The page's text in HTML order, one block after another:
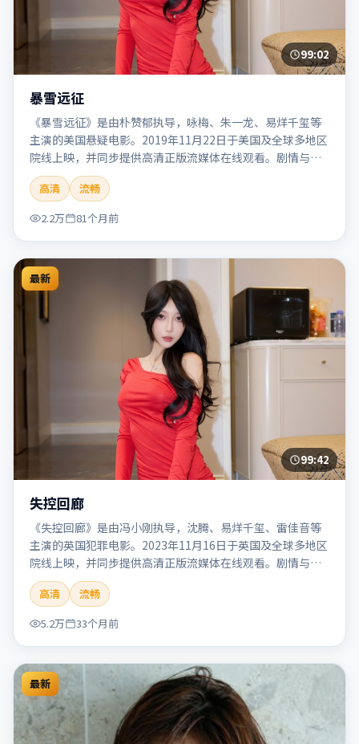
99:02
暴雪远征
《暴雪远征》是由朴赞郁执导，咏梅、朱一龙、易烊千玺等
主演的美国悬疑电影。2019年11月22日于美国及全球多地区
院线上映，并同步提供高清正版流媒体在线观看。剧情与看
点：悬念层层推进，线索相互勾连，结局出人意料，适合推
理爱好者。本片适合检索「暴雪远征」「朴赞郁」「悬疑」
「美国」「2019」「2019-11-22上映」等关键词的影迷阅读
简介与主创信息。
高清
流畅
2.2万
81个月前
最新
99:42
失控回廊
《失控回廊》是由冯小刚执导，沈腾、易烊千玺、雷佳音等
主演的英国犯罪电影。2023年11月16日于英国及全球多地区
院线上映，并同步提供高清正版流媒体在线观看。剧情与看
点：聚焦案件与人性灰色地带，张力十足，兼具社会观察与
戏剧冲突。本片适合检索「失控回廊」「冯小刚」「犯罪」
「英国」「2023」「2023-11-16上映」等关键词的影迷阅读
简介与主创信息。
高清
流畅
5.2万
33个月前
最新